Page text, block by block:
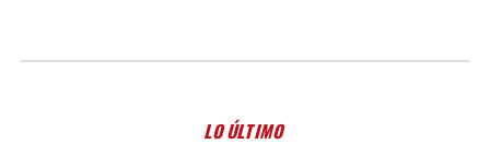
LO ÚLTIMO